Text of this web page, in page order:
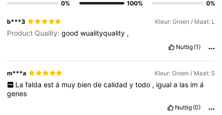
0%
100%
0%
b***3 Kleur: Groen / Maat: L
Product Quality:goodwualityquality ,
Nuttig (1)
m***a Kleur: Groen / Maat: S
La falda est á muy bien de calidad y todo , igual a las im á
genes
Nuttig (0)